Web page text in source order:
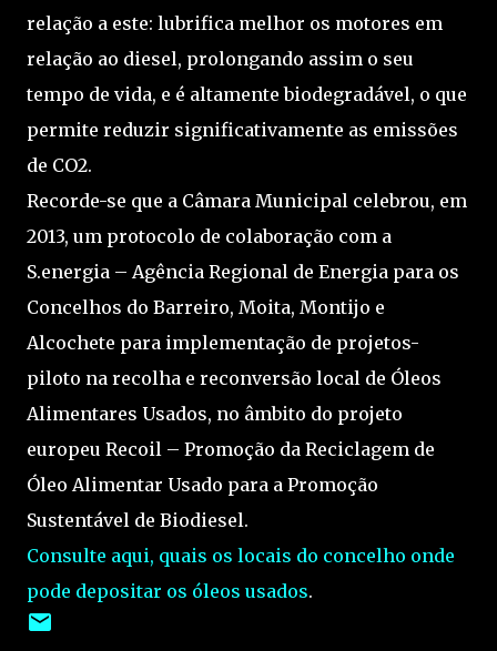
relação a este: lubrifica melhor os motores em
relação ao diesel, prolongando assim o seu
tempo de vida, e é altamente biodegradável, o que
permite reduzir significativamente as emissões
de CO2.
Recorde-se que a Câmara Municipal celebrou, em
2013, um protocolo de colaboração com a
S.energia – Agência Regional de Energia para os
Concelhos do Barreiro, Moita, Montijo e
Alcochete para implementação de projetos-
piloto na recolha e reconversão local de Óleos
Alimentares Usados, no âmbito do projeto
europeu Recoil – Promoção da Reciclagem de
Óleo Alimentar Usado para a Promoção
Sustentável de Biodiesel.
Consulte aqui, quais os locais do concelho onde
pode depositar os óleos usados.